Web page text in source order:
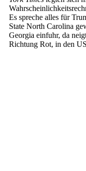
Es spreche alles für
State North Carolina
Georgia einfuhr, da
Richtung Rot, in den